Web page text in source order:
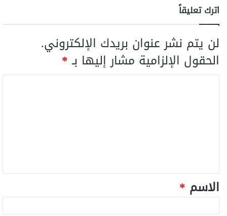
اترك تعليقاً
لن يتم نشر عنوان بريدك الإلكتروني.
الحقول الإلزامية مشار إليها بـ*
الاسم *